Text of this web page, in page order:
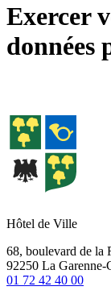
Exercer
données
Hôtel de Ville
68, boulevard de la
92250 La Garenne-
01 72 42 40 00